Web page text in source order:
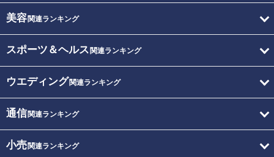
美容関連ランキング
スポーツ＆ヘルス 関連ランキング
ウエディング関連ランキング
通信関連ランキング
小売関連ランキング